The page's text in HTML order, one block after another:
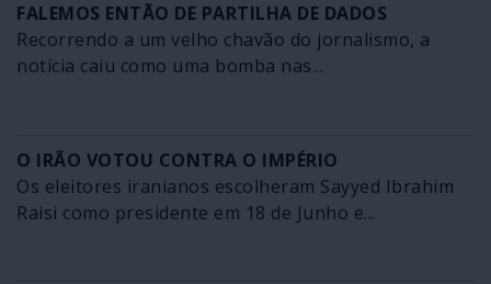
FALEMOS ENTÃO DE PARTILHA DE DADOS
Recorrendo a um velho chavão do jornalismo, a
notícia caiu como uma bomba nas...
O IRÃO VOTOU CONTRA O IMPÉRIO
Os eleitores iranianos escolheram Sayyed Ibrahim
Raisi como presidente em 18 de Junho e...